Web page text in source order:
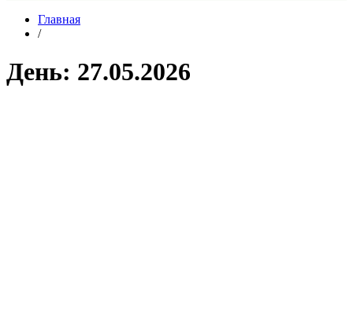
Главная
/
День: 27.05.2026